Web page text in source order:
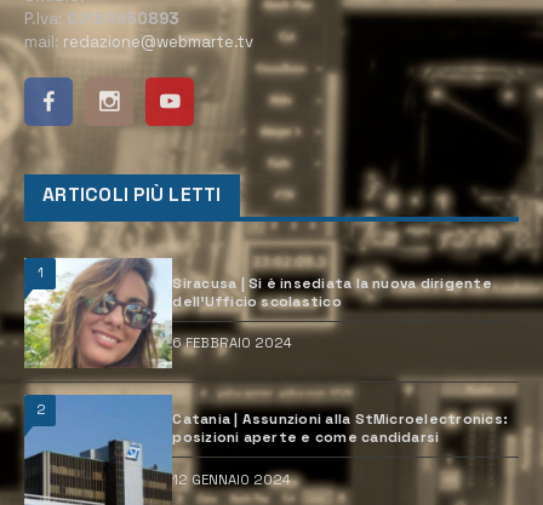
P.Iva: 02184950893
mail: redazione@webmarte.tv
ARTICOLI PIÙ LETTI
1
Siracusa | Si è insediata la nuova dirigente
dell’Ufficio scolastico
6 FEBBRAIO 2024
2
Catania | Assunzioni alla StMicroelectronics:
posizioni aperte e come candidarsi
12 GENNAIO 2024